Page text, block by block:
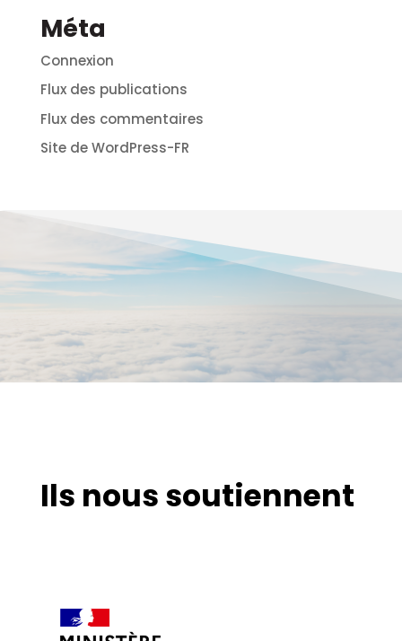
Méta
Connexion
Flux des publications
Flux des commentaires
Site de WordPress-FR
Ils nous soutiennent